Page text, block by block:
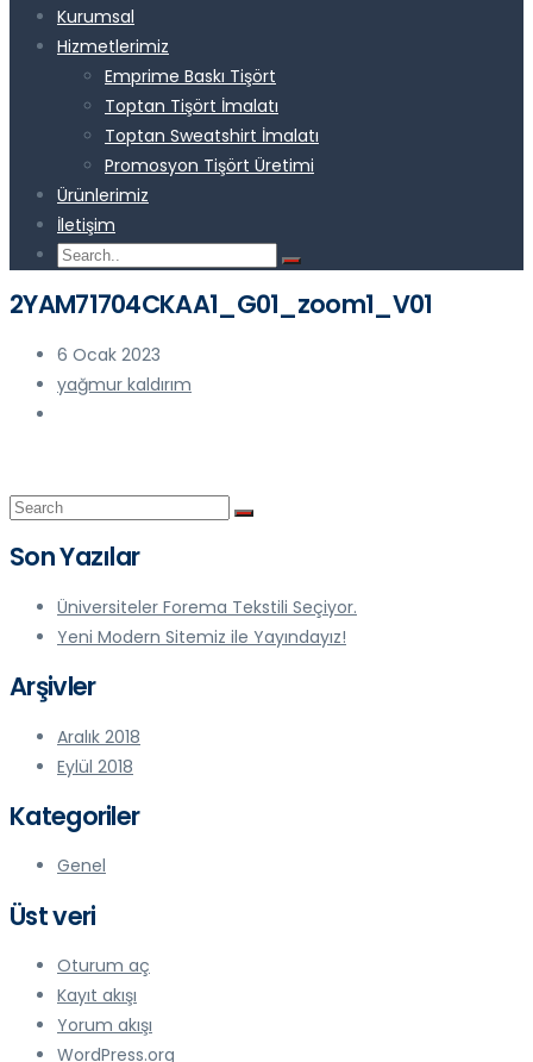
Kurumsal
Hizmetlerimiz
Emprime Baskı Tişört
Toptan Tişört İmalatı
Toptan Sweatshirt İmalatı
Promosyon Tişört Üretimi
Ürünlerimiz
İletişim
2YAM71704CKAA1_G01_zoom1_V01
6 Ocak 2023
yağmur kaldırım
Son Yazılar
Üniversiteler Forema Tekstili Seçiyor.
Yeni Modern Sitemiz ile Yayındayız!
Arşivler
Aralık 2018
Eylül 2018
Kategoriler
Genel
Üst veri
Oturum aç
Kayıt akışı
Yorum akışı
WordPress.org